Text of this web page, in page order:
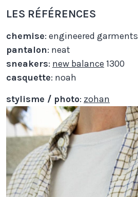
LES RÉFÉRENCES
chemise: engineered garments
pantalon: neat
sneakers: new balance 1300
casquette: noah
stylisme / photo: zohan